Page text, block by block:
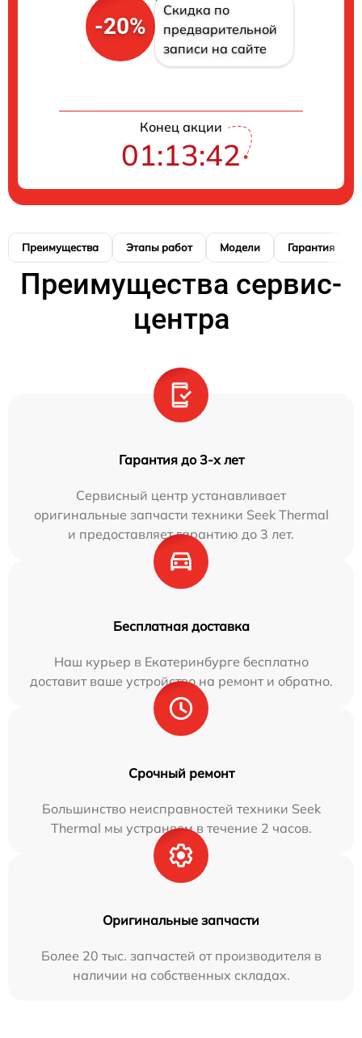
-20%
Скидка по
предварительной
записи на сайте
Конец акции
01:13:41
Преимущества Этапы работ Модели Гарантия
Преимущества сервис-
центра
Гарантия до 3-х лет
Сервисный центр устанавливает
оригинальные запчасти техники Seek Thermal
и предоставляет гарантию до 3 лет.
Бесплатная доставка
Наш курьер в Екатеринбурге бесплатно
доставит ваше устройство на ремонт и обратно.
Срочный ремонт
Большинство неисправностей техники Seek
Thermal мы устраняем в течение 2 часов.
Оригинальные запчасти
Более 20 тыс. запчастей от производителя в
наличии на собственных складах.